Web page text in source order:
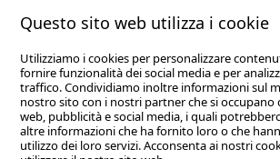
Foresi Srl - Via Piero Gobetti, 110 -
62012 Civitanova Marche (MC) P.I.
Questo sito web utilizza i cookie
Utilizziamo i cookies per personalizzare
fornire funzionalità dei social media e per
traffico. Condividiamo inoltre informazioni sul
nostro sito con i nostri partner che si occupano
web, pubblicità e social media, i quali
altre informazioni che ha fornito loro o che
utilizzo dei loro servizi. Acconsenta ai nostri